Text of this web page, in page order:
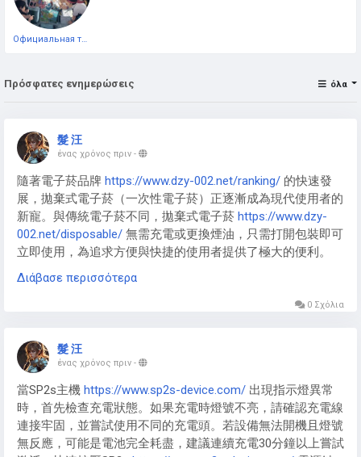
Официальная тестовая страница
Πρόσφατες ενημερώσεις όλα
髮 汪
ένας χρόνος πριν -
隨著電子菸品牌 https://www.dzy-002.net/ranking/ 的快速發
展，拋棄式電子菸（一次性電子菸）正逐漸成為現代使用者的
新寵。與傳統電子菸不同，拋棄式電子菸 https://www.dzy-
002.net/disposable/ 無需充電或更換煙油，只需打開包裝即可
立即使用，為追求方便與快捷的使用者提供了極大的便利。
忙碌的上班族、旅遊愛好者或初次接觸電子菸的使用者。由於
不需要額外維護，使用者無需擔心充電、漏油或操作複雜的問
題，只需享受吸食的樂趣即可。拋棄式電子菸通常體積輕巧，
方便隨身攜帶，無論是外出聚會、短途旅行或日常使用，都能
隨時滿足吸菸需求。
Διάβασε περισσότερα
0 Σχόλια
髮 汪
ένας χρόνος πριν -
當SP2s主機 https://www.sp2s-device.com/ 出現指示燈異常
時，首先檢查充電狀態。如果充電時燈號不亮，請確認充電線
連接牢固，並嘗試使用不同的充電頭。若設備無法開機且燈號
無反應，可能是電池完全耗盡，建議連續充電30分鐘以上嘗試